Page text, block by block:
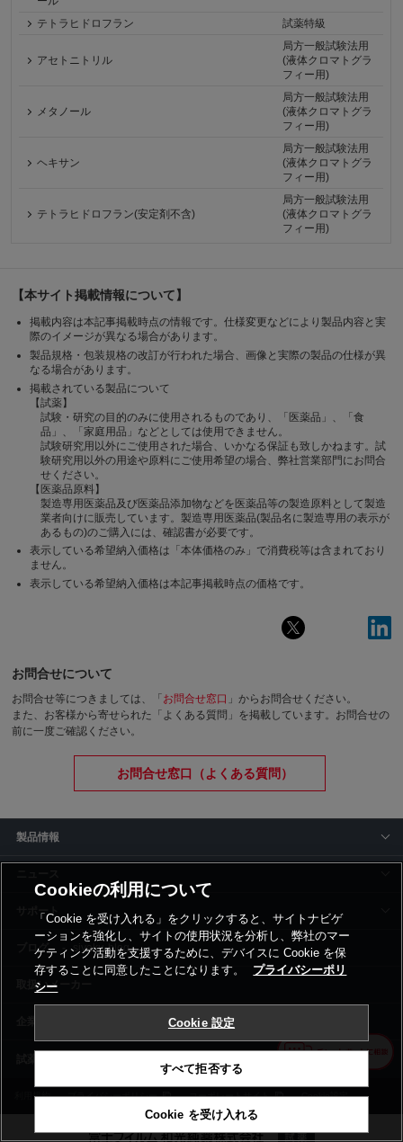
テトラヒドロフラン 試薬特級
アセトニトリル
局方一般試験法用
(液体クロマトグラ
フィー用)
メタノール
局方一般試験法用
(液体クロマトグラ
フィー用)
ヘキサン
局方一般試験法用
(液体クロマトグラ
フィー用)
テトラヒドロフラン(安定剤不含)
局方一般試験法用
(液体クロマトグラ
フィー用)
【本サイト掲載情報について】
掲載内容は本記事掲載時点の情報です。仕様変更などにより製品内容と実
際のイメージが異なる場合があります。
製品規格・包装規格の改訂が行われた場合、画像と実際の製品の仕様が異
なる場合があります。
掲載されている製品について
【試薬】
試験・研究の目的のみに使用されるものであり、「医薬品」、「食
品」、「家庭用品」などとしては使用できません。
試験研究用以外にご使用された場合、いかなる保証も致しかねます。試
験研究用以外の用途や原料にご使用希望の場合、弊社営業部門にお問合
せください。
【医薬品原料】
製造専用医薬品及び医薬品添加物などを医薬品等の製造原料として製造
業者向けに販売しています。製造専用医薬品(製品名に製造専用の表示が
あるもの)のご購入には、確認書が必要です。
表示している希望納入価格は「本体価格のみ」で消費税等は含まれており
ません。
表示している希望納入価格は本記事掲載時点の価格です。
お問合せについて
お問合せ等につきましては、「 お問合せ窓口 」からお問合せください。
また、お客様から寄せられた「よくある質問」を掲載しています。お問合せの
前に一度ご確認ください。
お問合せ窓口（よくある質問）
製品情報
サポート
siyaku-blog
取扱いメーカー
利用規約 プライバシーポリシー コーポレートサイト Cookie設定
Cookieの利用について
「Cookie を受け入れる」をクリックすると、サイトナビゲ
ーションを強化し、サイトの使用状況を分析し、弊社のマー
ケティング活動を支援するために、デバイスに Cookie を保
存することに同意したことになります。
プライバシーポリ
シー
Cookie 設定
すべて拒否する
Cookie を受け入れる